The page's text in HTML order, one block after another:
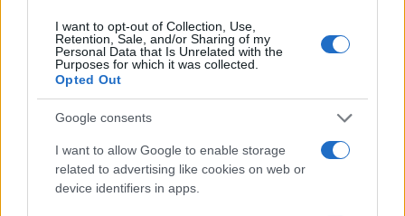
I want to opt-out of Collection, Use,
Retention, Sale, and/or Sharing of my
Personal Data that Is Unrelated with the
Purposes for which it was collected.
Opted Out
Google consents
I want to allow Google to enable storage
related to advertising like cookies on web or
device identifiers in apps.
I nostri cari
I nostri cari
I nostri cari